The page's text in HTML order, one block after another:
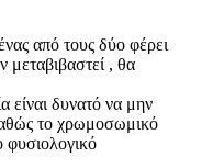
από τους δύο φέρει
, θα
δυνατό να μην
το χρωμοσωμικό
φυσιολογικό